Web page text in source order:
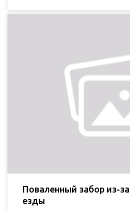
Поваленный забор из-
езды